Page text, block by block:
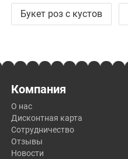
Букет роз с кустов
Компания
О нас
Дисконтная карта
Сотрудничество
Отзывы
Новости